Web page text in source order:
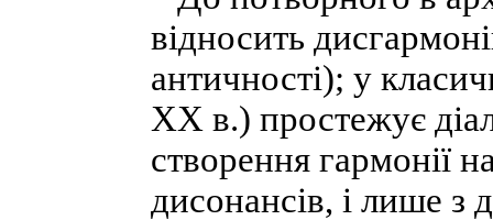
відносить
античності); у
ХХ в.) простежує
створення гармонії
дисонансів, і лише з